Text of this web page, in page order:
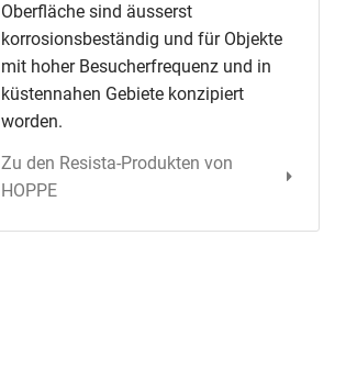
Oberfläche sind äusserst
korrosionsbeständig und für Objekte
mit hoher Besucherfrequenz und in
küstennahen Gebiete konzipiert
worden.
Zu den Resista-Produkten von
HOPPE